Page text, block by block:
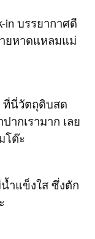
in บรรยากาศดี
ยหาดแหลมแม่
ที่นี่วัตถุดิบสด
กเรามาก เลย
โต๊ะ
ำแข็งใส ซึ่งตัก